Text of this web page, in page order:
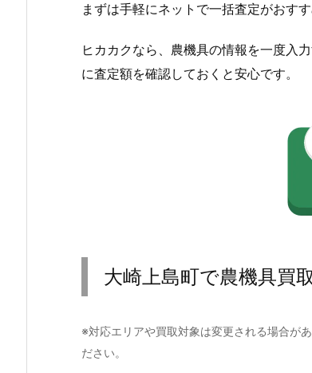
まずは手軽にネットで一括査定がおすす
ヒカカクなら、農機具の情報を一度入
に査定額を確認しておくと安心です。
大崎上島町で農機具買
※対応エリアや買取対象は変更される場合が
ださい。